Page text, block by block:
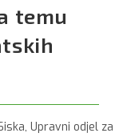
temu
Upravni odjel za